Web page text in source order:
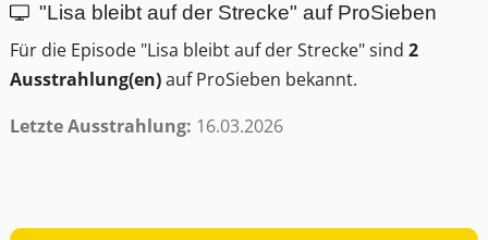
"Lisa bleibt auf der Strecke" auf ProSieben
Für die Episode "Lisa bleibt auf der Strecke" sind 2
Ausstrahlung(en)auf ProSieben bekannt.
Letzte Ausstrahlung: 16.03.2026